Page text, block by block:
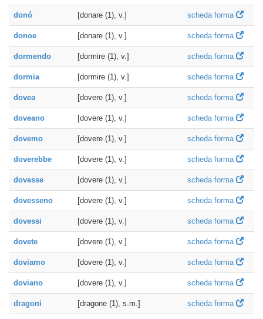
donó [donare (1), v.] scheda forma
donoe [donare (1), v.] scheda forma
dormendo [dormire (1), v.] scheda forma
dormia [dormire (1), v.] scheda forma
dovea [dovere (1), v.] scheda forma
doveano [dovere (1), v.] scheda forma
dovemo [dovere (1), v.] scheda forma
doverebbe [dovere (1), v.] scheda forma
dovesse [dovere (1), v.] scheda forma
dovesseno [dovere (1), v.] scheda forma
dovessi [dovere (1), v.] scheda forma
dovete [dovere (1), v.] scheda forma
doviamo [dovere (1), v.] scheda forma
doviano [dovere (1), v.] scheda forma
dragoni [dragone (1), s.m.] scheda forma